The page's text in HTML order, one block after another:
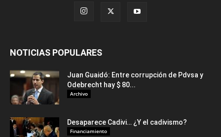
NOTICIAS POPULARES
Juan Guaidó: Entre corrupción de Pdvsa y
Odebrecht hay $ 80...
Archivo
Desaparece Cadivi… ¿Y el cadivismo?
Financiamiento